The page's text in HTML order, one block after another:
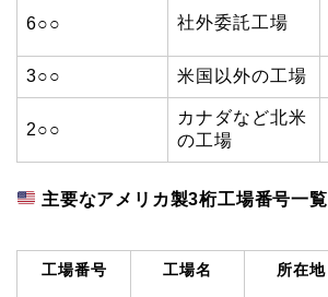
6○○ 社外委託工場
3○○ 米国以外の工場
2○○
カナダなど北米
の工場
主要なアメリカ製3桁工場番号一覧
工場番号 工場名 所在地